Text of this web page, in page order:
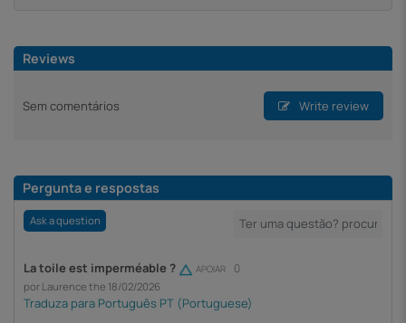
Reviews
Sem comentários Write review
Pergunta e respostas
Ask a question
La toile est imperméable ? APOIAR 0
por Laurence the 18/02/2026